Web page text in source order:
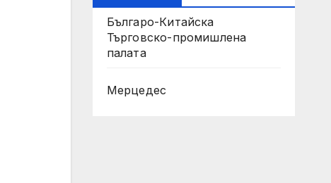
Българо-Китайска
Търговско-промишлена
палaта
Мерцедес